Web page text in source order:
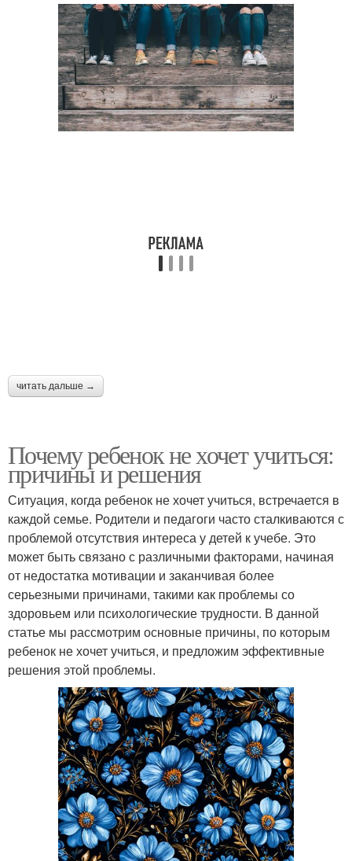
читать дальше →
Почему ребенок не хочет учиться:
причины и решения
Ситуация, когда ребенок не хочет учиться, встречается в
каждой семье. Родители и педагоги часто сталкиваются с
проблемой отсутствия интереса у детей к учебе. Это
может быть связано с различными факторами, начиная
от недостатка мотивации и заканчивая более
серьезными причинами, такими как проблемы со
здоровьем или психологические трудности. В данной
статье мы рассмотрим основные причины, по которым
ребенок не хочет учиться, и предложим эффективные
решения этой проблемы.